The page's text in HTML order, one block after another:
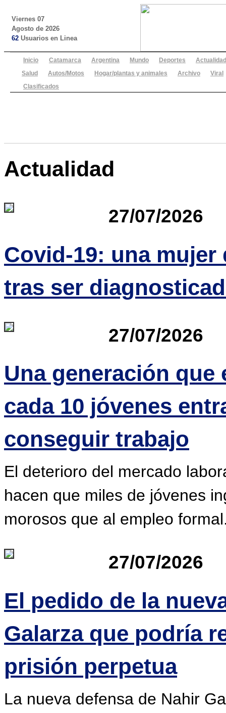
Viernes 07
Agosto de 2026
62 Usuarios en Linea
Inicio Catamarca Argentina Mundo Deportes
Actualidad
Salud
Autos/Motos Hogar/plantas y animales Archivo
Viral
Clasificados
Actualidad
27/07/2026
Covid-19: una mujer
tras ser
27/07/2026
Una generación que
cada 10 jóvenes
conseguir trabajo
El deterioro del mercado
hacen que miles de jóvenes
morosos que al empleo
27/07/2026
El pedido de la
Galarza que podría
prisión perpetua
La nueva defensa de Nahir